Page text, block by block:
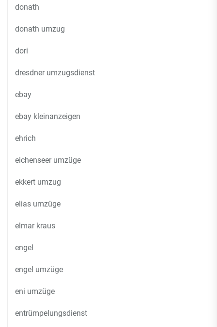
donath
donath umzug
dori
dresdner umzugsdienst
ebay
ebay kleinanzeigen
ehrich
eichenseer umzüge
ekkert umzug
elias umzüge
elmar kraus
engel
engel umzüge
eni umzüge
entrümpelungsdienst